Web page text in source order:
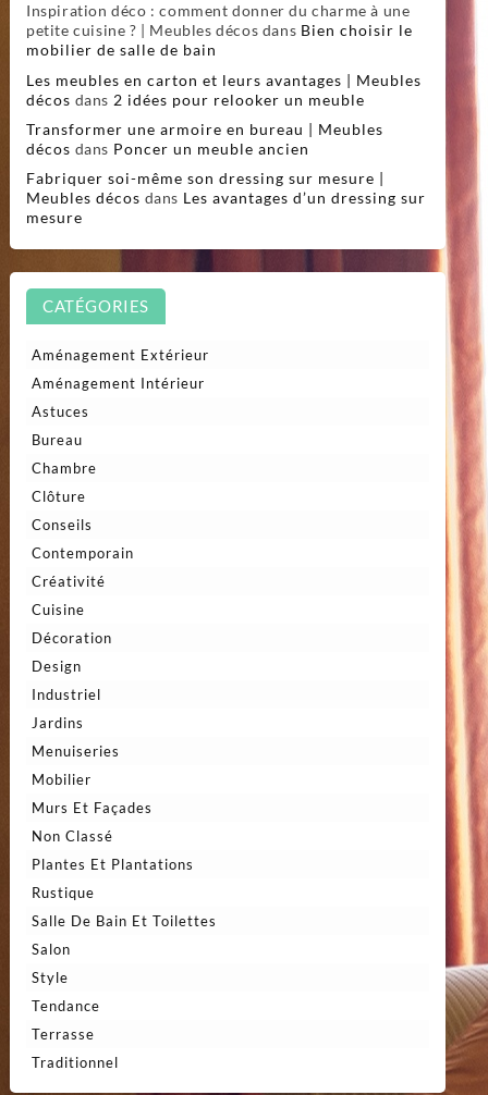
Inspiration déco : comment donner du charme à une
petite cuisine ? | Meubles décos dans Bien choisir le
mobilier de salle de bain
Les meubles en carton et leurs avantages | Meubles
décos dans 2 idées pour relooker un meuble
Transformer une armoire en bureau | Meubles
décos dans Poncer un meuble ancien
Fabriquer soi-même son dressing sur mesure |
Meubles décos dans Les avantages d’un dressing sur
mesure
CATÉGORIES
Aménagement Extérieur
Aménagement Intérieur
Astuces
Bureau
Chambre
Clôture
Conseils
Contemporain
Créativité
Cuisine
Décoration
Design
Industriel
Jardins
Menuiseries
Mobilier
Murs Et Façades
Non Classé
Plantes Et Plantations
Rustique
Salle De Bain Et Toilettes
Salon
Style
Tendance
Terrasse
Traditionnel